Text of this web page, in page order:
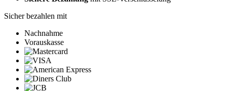
Sicher bezahlen mit
Nachnahme
Vorauskasse